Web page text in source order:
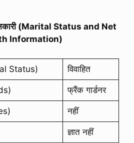
(Marital Status and Net
Information)
Status) विवाहित
फ्रैंक गार्डनर
नहीं
ज्ञात नहीं